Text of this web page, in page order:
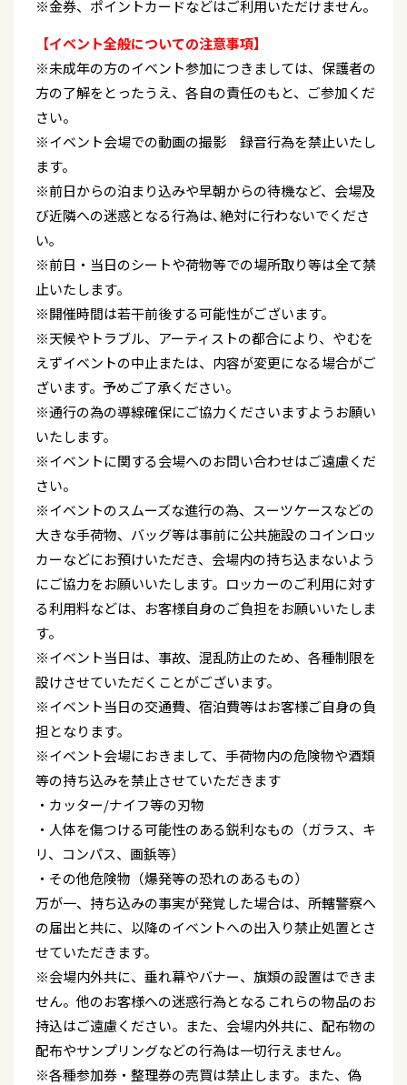
※金券、ポイントカードなどはご利用いただけません。
【イベント全般についての注意事項】
※未成年の方のイベント参加につきましては、保護者の
方の了解をとったうえ、各自の責任のもと、ご参加くだ
さい。
※イベント会場での動画の撮影 録音行為を禁止いたし
ます。
※前日からの泊まり込みや早朝からの待機など、会場及
び近隣への迷惑となる行為は､絶対に行わないでくださ
い｡
※前日・当日のシートや荷物等での場所取り等は全て禁
止いたします。
※開催時間は若干前後する可能性がございます。
※天候やトラブル、アーティストの都合により、やむを
えずイベントの中止または、内容が変更になる場合がご
ざいます。予めご了承ください。
※通行の為の導線確保にご協力くださいますようお願い
いたします。
※イベントに関する会場へのお問い合わせはご遠慮くだ
さい。
※イベントのスムーズな進行の為、スーツケースなどの
大きな手荷物、バッグ等は事前に公共施設のコインロッ
カーなどにお預けいただき、会場内の持ち込まないよう
にご協力をお願いいたします。ロッカーのご利用に対す
る利用料などは、お客様自身のご負担をお願いいたしま
す。
※イベント当日は、事故、混乱防止のため、各種制限を
設けさせていただくことがございます。
※イベント当日の交通費、宿泊費等はお客様ご自身の負
担となります｡
※イベント会場におきまして、手荷物内の危険物や酒類
等の持ち込みを禁止させていただきます
・カッター/ナイフ等の刃物
・人体を傷つける可能性のある鋭利なもの（ガラス、キ
リ、コンパス、画鋲等）
・その他危険物（爆発等の恐れのあるもの）
万が一、持ち込みの事実が発覚した場合は、所轄警察へ
の届出と共に、以降のイベントへの出入り禁止処置とさ
せていただきます。
※会場内外共に、垂れ幕やバナー、旗類の設置はできま
せん。他のお客様への迷惑行為となるこれらの物品のお
持込はご遠慮ください。また、会場内外共に、配布物の
配布やサンプリングなどの行為は一切行えません。
※各種参加券・整理券の売買は禁止します。また、偽